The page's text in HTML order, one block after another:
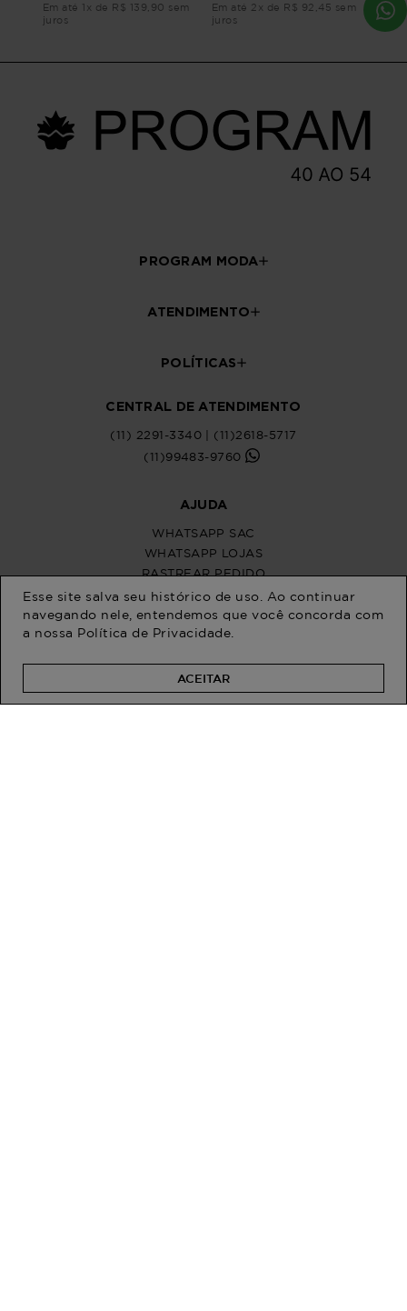
Em até 1x de R$ 139,90 sem
juros
Em até 2x de R$ 92,45 sem
juros
Esse site salva seu histórico de uso. Ao continuar
navegando nele, entendemos que você concorda com
a nossa Política de Privacidade
ACEITAR